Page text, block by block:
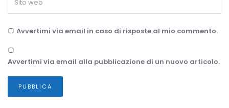
Avvertimi via email in caso di risposte al mio commento.
Avvertimi via email alla pubblicazione di un nuovo articolo.